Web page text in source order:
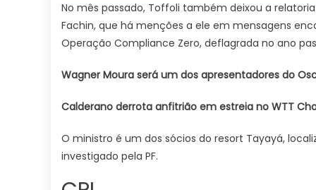
No mês passado, Toffoli também deixou a
Fachin, que há menções a ele em mensagens
Operação Compliance Zero, deflagrada no ano
Wagner Moura será um dos apresentadores do
Calderano derrota anfitrião em estreia no WTT
O ministro é um dos sócios do resort Tayayá,
investigado pela PF.